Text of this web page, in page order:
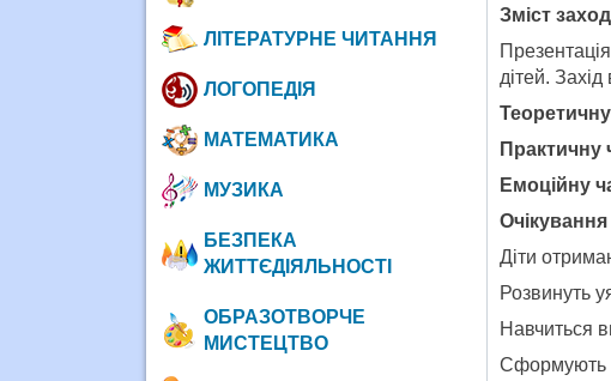
Зміст
дітей.
Практичну
Емоційну
Діти
Розвинуть
Навчиться
Сформують
ЛІТЕРАТУРНЕ ЧИТАННЯ
ЛОГОПЕДІЯ
МАТЕМАТИКА
МУЗИКА
БЕЗПЕКА
ЖИТТЄДІЯЛЬНОСТІ
ОБРАЗОТВОРЧЕ
МИСТЕЦТВО